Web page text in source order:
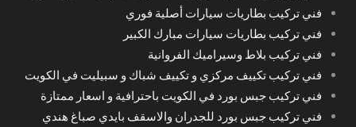
فني تركيب بطاريات سيارات أصلية فوري
فني تركيب بطاريات سيارات مبارك الكبير
فني تركيب بلاط وسيراميك الفروانية
فني تركيب تكييف مركزي و تكييف شباك و سبيليت في الكويت
فني تركيب جبس بورد في الكويت باحترافية و اسعار ممتازة
فني تركيب جبس بورد للجدران والاسقف بايدي صباغ هندي